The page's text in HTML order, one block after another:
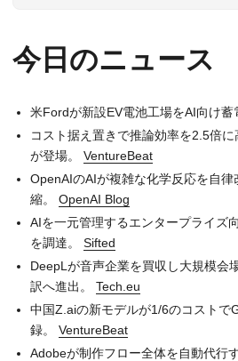
今日のニュース
米Fordが新設EV電池工場をAI向け蓄
コスト据え置きで推論効率を2.5倍
が登場。 VentureBeat
OpenAIのAIが複雑な化学反応を自
縮。 OpenAI Blog
AIを一元管理するエンタープライズ
を調達。 Sifted
DeepLが音声企業を買収し大規模会
訳へ進出。 Tech.eu
中国Z.aiの新モデルが1/6のコストで
録。 VentureBeat
Adobeが制作フロー全体を自動代行